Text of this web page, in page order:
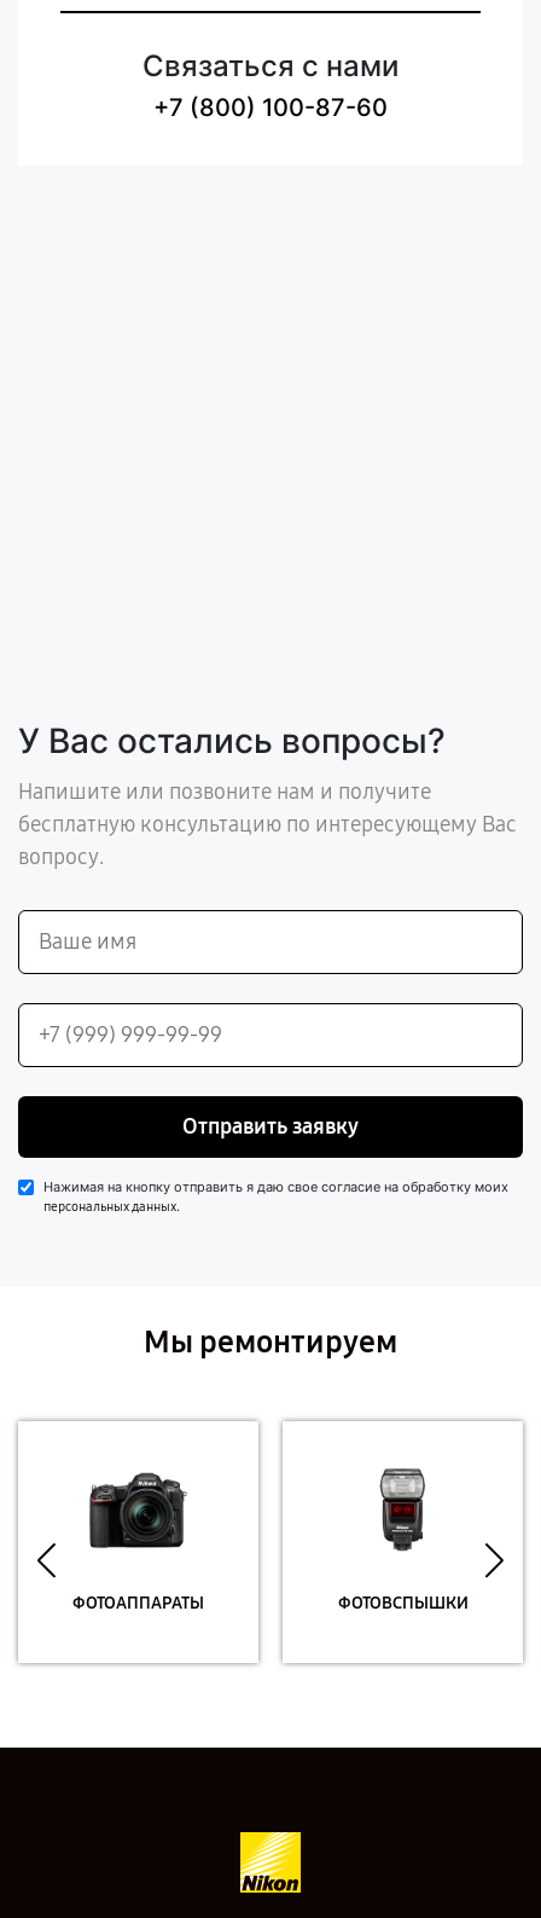
Связаться с нами
+7 (800) 100-87-60
У Вас остались вопросы?
Напишите или позвоните нам и получите
бесплатную консультацию по интересующему Вас
вопросу.
Отправить заявку
Нажимая на кнопку отправить я даю свое согласие на обработку моих
персональных данных.
Мы ремонтируем
ФОТОАППАРАТЫ ФОТОВСПЫШКИ